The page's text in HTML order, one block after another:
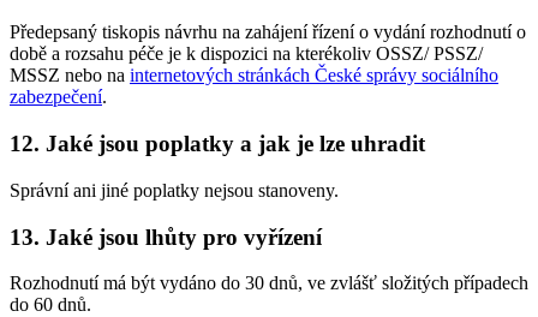
Předepsaný tiskopis návrhu na zahájení řízení o vydání rozhodnutí o
době a rozsahu péče je k dispozici na kterékoliv OSSZ/ PSSZ/
MSSZ nebo na internetových stránkách České správy sociálního
zabezpečení.
12. Jaké jsou poplatky a jak je lze uhradit
Správní ani jiné poplatky nejsou stanoveny.
13. Jaké jsou lhůty pro vyřízení
Rozhodnutí má být vydáno do 30 dnů, ve zvlášť složitých případech
do 60 dnů.